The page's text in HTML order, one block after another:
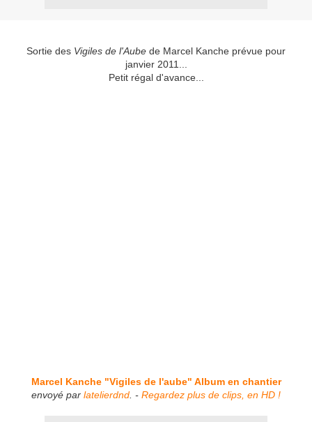
Sortie des Vigiles de l'Aube de Marcel Kanche prévue pour
janvier 2011...
Petit régal d'avance...
Marcel Kanche "Vigiles de l'aube" Album en chantier
envoyé par latelierdnd . - Regardez plus de clips, en HD !